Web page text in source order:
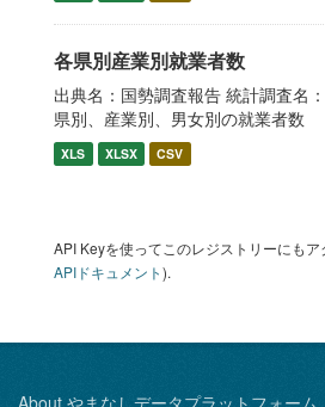
各県別産業別就業者数
出典名：国勢調査報告 統計調査名
県別、産業別、男女別の就業者数
XLS XLSX CSV
API Keyを使ってこのレジストリーにも
APIドキュメント).
About やまなしデータプラットフォー